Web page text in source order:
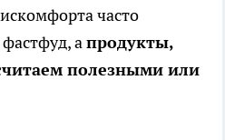
часто
апродукты,
полезными или